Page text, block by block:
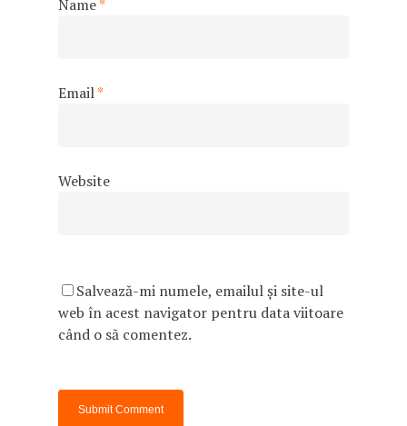
Name*
Email*
Website
Salvează-mi numele, emailul și site-ul
web în acest navigator pentru data viitoare
când o să comentez.